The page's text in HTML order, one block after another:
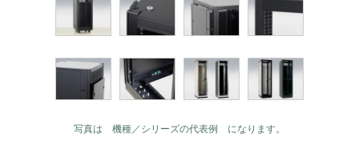
写真は 機種／シリーズの代表例 になります。